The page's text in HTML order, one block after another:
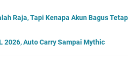
Raja, Tapi Kenapa Akun Bagus
2026, Auto Carry Sampai Mythic